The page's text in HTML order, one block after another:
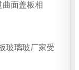
面盖板相